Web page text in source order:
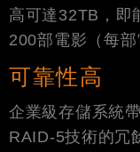
高可達32TB，即
200部電影（每部
可靠性高
企業級存儲系統
RAID-5技術的冗